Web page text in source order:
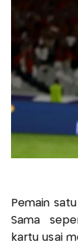
Pemain
Sama
kartu usai